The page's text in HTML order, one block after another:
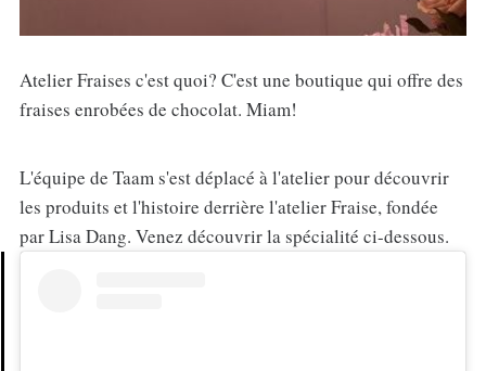
Atelier Fraises c'est quoi? C'est une boutique qui offre des
fraises enrobées de chocolat. Miam!
L'équipe de Taam s'est déplacé à l'atelier pour découvrir
les produits et l'histoire derrière l'atelier Fraise, fondée
par Lisa Dang. Venez découvrir la spécialité ci-dessous.